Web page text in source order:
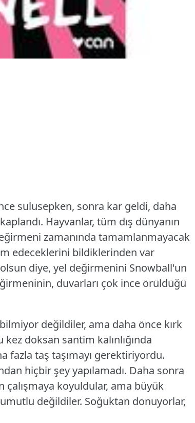
sulusepken, sonra kar geldi, daha
Hayvanlar, tüm dış dünyanın
zamanında tamamlanmayacak
edeceklerini bildiklerinden var
diye, yel değirmenini Snowball'un
duvarları çok ince örüldüğü
değildiler, ama daha önce kırk
doksan santim kalınlığında
fazla taş taşımayı gerektiriyordu.
hiçbir şey yapılamadı. Daha sonra
çalışmaya koyuldular, ama büyük
değildiler. Soğuktan donuyorlar,